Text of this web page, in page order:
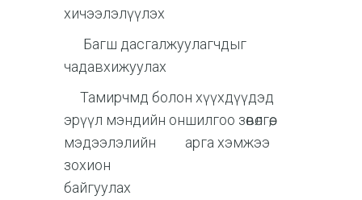
хичээлэлүүлэх
Багш дасгалжуулагчдыг
чадавхижуулах
Тамирчмд болон хүүхдүүдэд
эрүүл мэндийн оншилгоо зөвөлгөө,
мэдээлэлийн арга хэмжээ
зохион
байгуулах